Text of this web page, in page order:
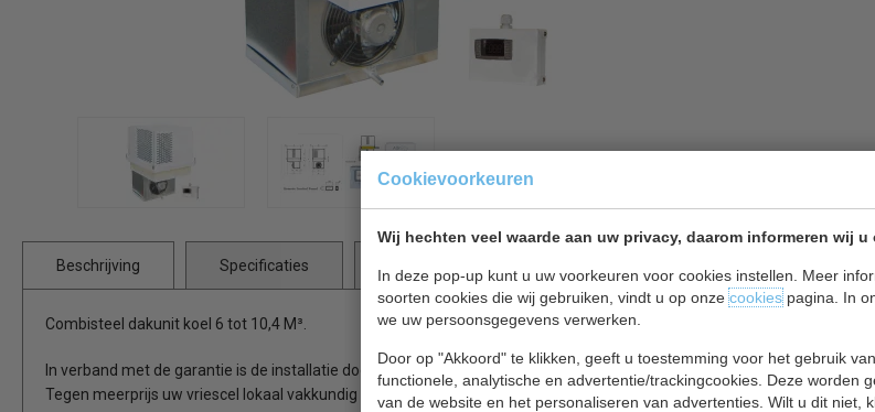
Cookievoorkeuren
Wij hechten veel waarde aan uw privacy, daarom informeren wij
In deze pop-up kunt u uw voorkeuren voor cookies instellen. Meer
soorten cookies die wij gebruiken, vindt u op onzecookiespagina. In
we uw persoonsgegevens verwerken.
Door op "Akkoord" te klikken, geeft u toestemming voor het gebruik
functionele, analytische en advertentie/trackingcookies. Deze worden
van de website en het personaliseren van advertenties. Wilt u dit niet,
Beschrijving Specificaties Bijlages
Combisteel dakunit koel 6 tot 10,4 M³.
In verband met de garantie is de installatie door een erkend bedrijf noodzakelijk.
Tegen meerprijs uw vriescel lokaal vakkundig laten installeren.